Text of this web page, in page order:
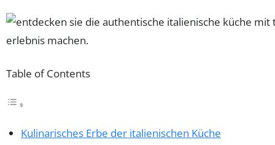
Table of Contents
Kulinarisches Erbe der italienischen Küche